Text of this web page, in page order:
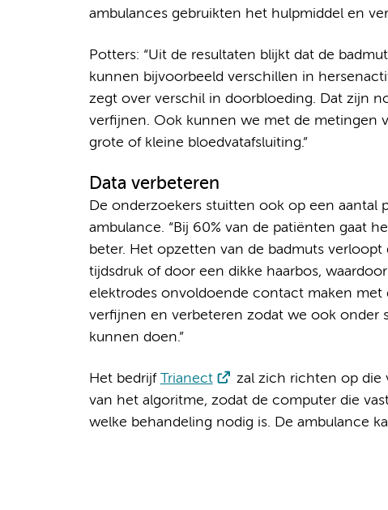
ambulances gebruikten het hulpmiddel en
Potters: “Uit de resultaten blijkt dat de
kunnen bijvoorbeeld verschillen in
zegt over verschil in doorbloeding. Dat zijn
verfijnen. Ook kunnen we met de metingen
grote of kleine bloedvatafsluiting.”
Data verbeteren
De onderzoekers stuitten ook op een aantal
ambulance. “Bij 60% van de patiënten gaat
beter. Het opzetten van de badmuts
tijdsdruk of door een dikke haarbos,
elektrodes onvoldoende contact maken
verfijnen en verbeteren zodat we ook onder
kunnen doen.”
Het bedrijf Trianect
zal zich richten op die
van het algoritme, zodat de computer die
welke behandeling nodig is. De ambulance